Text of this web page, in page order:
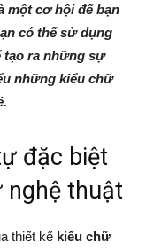
một cơ hội để bạn
có thể sử dụng
tạo ra những sự
những kiểu chữ
đặc biệt
nghệ thuật
thiết kế kiểu chữ